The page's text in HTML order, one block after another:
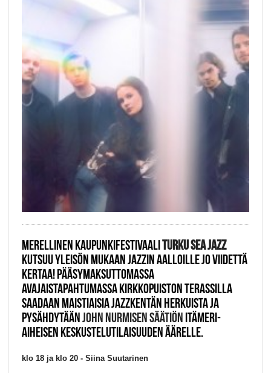
MERELLINEN KAUPUNKIFESTIVAALITURKU SEA JAZZ
KUTSUU YLEISÖN MUKAAN JAZZIN AALLOILLE JO VIIDETTÄ
KERTAA! PÄÄSYMAKSUTTOMASSA
AVAJAISTAPAHTUMASSA KIRKKOPUISTON TERASSILLA
SAADAAN MAISTIAISIA JAZZKENTÄN HERKUISTA JA
PYSÄHDYTÄÄNJOHN NURMISEN SÄÄTIÖNITÄMERI-
AIHEISEN KESKUSTELUTILAISUUDEN ÄÄRELLE.
klo 18 ja klo 20 - Siina Suutarinen